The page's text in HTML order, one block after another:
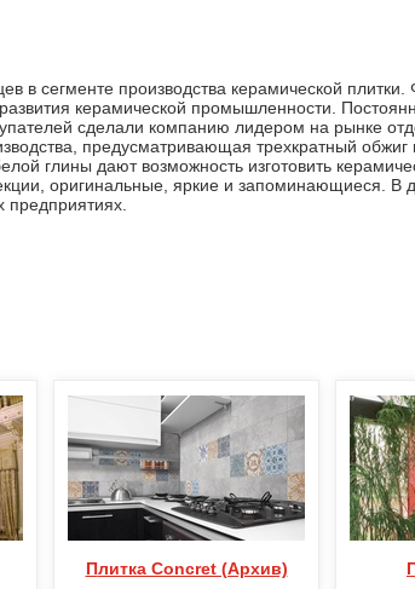
в сегменте производства керамической
керамической промышленности.
сделали компанию лидером на рынке
предусматривающая трехкратный обжиг
глины дают возможность изготовить
оригинальные, яркие и запоминающиеся. В
предприятиях.
Плитка Concret (Архив)